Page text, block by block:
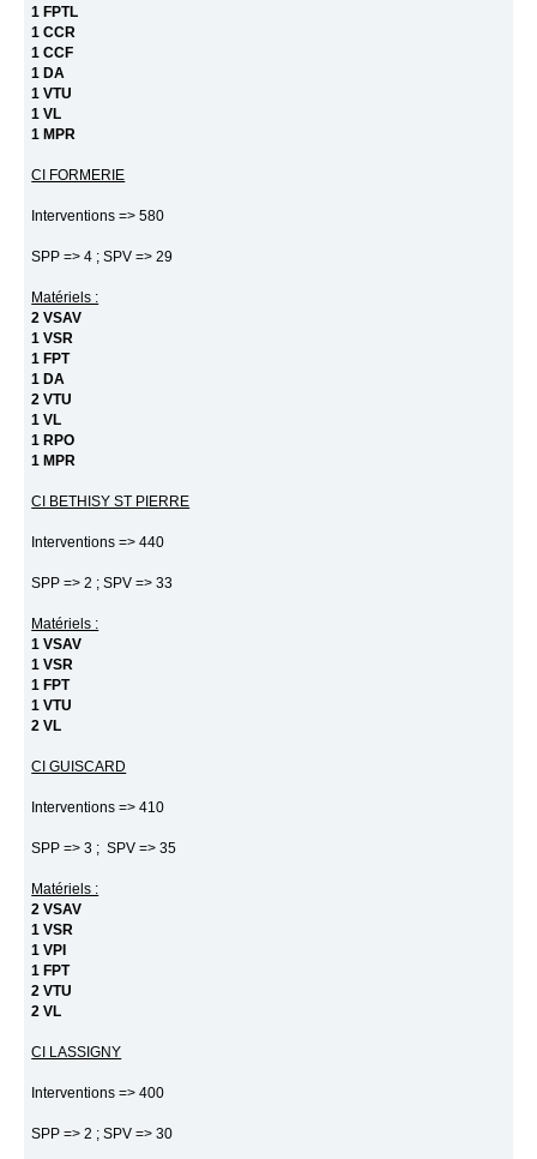
1 FPTL
1 CCR
1 CCF
1 DA
1 VTU
1 VL
1 MPR
CI FORMERIE
Interventions => 580
SPP => 4 ; SPV => 29
Matériels :
2 VSAV
1 VSR
1 FPT
1 DA
2 VTU
1 VL
1 RPO
1 MPR
CI BETHISY ST PIERRE
Interventions => 440
SPP => 2 ; SPV => 33
Matériels :
1 VSAV
1 VSR
1 FPT
1 VTU
2 VL
CI GUISCARD
Interventions => 410
SPP => 3 ; SPV => 35
Matériels :
2 VSAV
1 VSR
1 VPI
1 FPT
2 VTU
2 VL
CI LASSIGNY
Interventions => 400
SPP => 2 ; SPV => 30